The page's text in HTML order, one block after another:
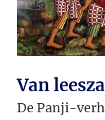
Van
De Panji-